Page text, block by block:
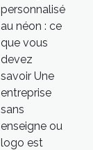
personnalisé
au néon : ce
que vous
devez
savoir Une
entreprise
sans
enseigne ou
logo est